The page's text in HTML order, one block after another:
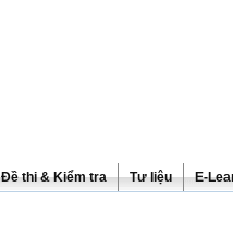
Đề thi & Kiểm tra Tư liệu E-